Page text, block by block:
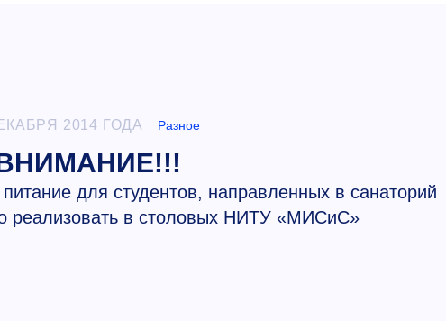
2014 ГОДА Разное
для студентов, направленных в санаторий
реализовать в столовых НИТУ «МИСиС»